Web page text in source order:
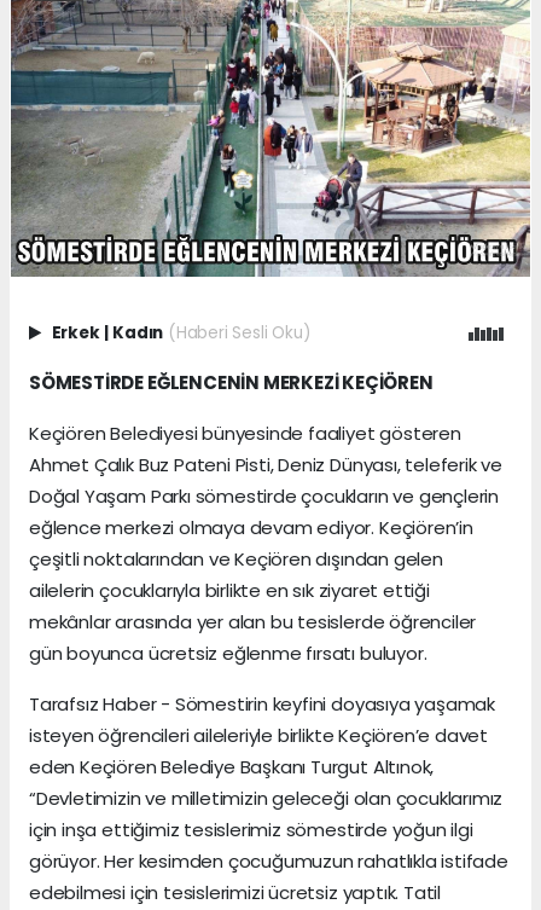
Erkek | Kadın (Haberi Sesli Oku)
SÖMESTİRDE EĞLENCENİN MERKEZİ KEÇİÖREN
Keçiören Belediyesi bünyesinde faaliyet gösteren
Ahmet Çalık Buz Pateni Pisti, Deniz Dünyası, teleferik ve
Doğal Yaşam Parkı sömestirde çocukların ve gençlerin
eğlence merkezi olmaya devam ediyor. Keçiören’in
çeşitli noktalarından ve Keçiören dışından gelen
ailelerin çocuklarıyla birlikte en sık ziyaret ettiği
mekânlar arasında yer alan bu tesislerde öğrenciler
gün boyunca ücretsiz eğlenme fırsatı buluyor.
Tarafsız Haber - Sömestirin keyfini doyasıya yaşamak
isteyen öğrencileri aileleriyle birlikte Keçiören’e davet
eden Keçiören Belediye Başkanı Turgut Altınok,
“Devletimizin ve milletimizin geleceği olan çocuklarımız
için inşa ettiğimiz tesislerimiz sömestirde yoğun ilgi
görüyor. Her kesimden çocuğumuzun rahatlıkla istifade
edebilmesi için tesislerimizi ücretsiz yaptık. Tatil